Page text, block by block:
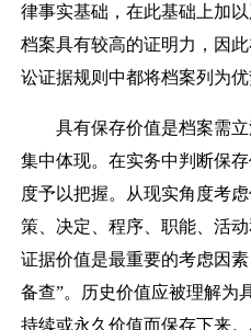
律事实基础，在此基础上加
档案具有较高的证明力，因
讼证据规则中都将档案列为优
具有保存价值是档案需
集中体现。在实务中判断保
度予以把握。从现实角度考
策、决定、程序、职能、活
证据价值是最重要的考虑因
备查”。历史价值应被理解为
持续或永久价值而保存下来